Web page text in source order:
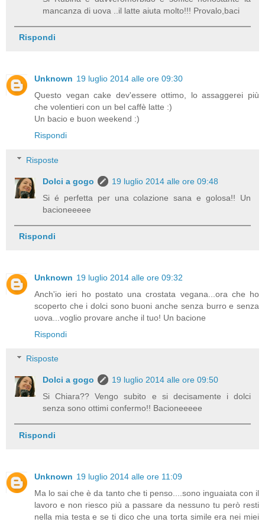
mancanza di uova ..il latte aiuta molto!!! Provalo,baci
Rispondi
Unknown 19 luglio 2014 alle ore 09:30
Questo vegan cake dev'essere ottimo, lo assaggerei più
che volentieri con un bel caffè latte :)
Un bacio e buon weekend :)
Rispondi
Risposte
Dolci a gogo
19 luglio 2014 alle ore 09:48
Si é perfetta per una colazione sana e golosa!! Un
bacioneeeee
Rispondi
Unknown 19 luglio 2014 alle ore 09:32
Anch'io ieri ho postato una crostata vegana...ora che ho
scoperto che i dolci sono buoni anche senza burro e senza
uova...voglio provare anche il tuo! Un bacione
Rispondi
Risposte
Dolci a gogo
19 luglio 2014 alle ore 09:50
Si Chiara?? Vengo subito e si decisamente i dolci
senza sono ottimi confermo!! Bacioneeeee
Rispondi
Unknown 19 luglio 2014 alle ore 11:09
Ma lo sai che è da tanto che ti penso....sono inguaiata con il
lavoro e non riesco più a passare da nessuno tu però resti
nella mia testa e se ti dico che una torta simile era nei miei